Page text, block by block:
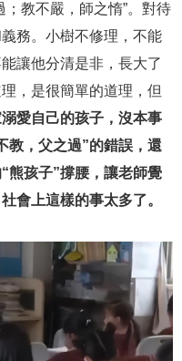
；教不嚴，師之惰”。對待
務。小樹不修理，不能
讓他分清是非，長大了
，是很簡單的道理，但
愛自己的孩子，沒本事
教，父之過”的錯誤，還
熊孩子”撐腰，讓老師覺
會上這樣的事太多了。